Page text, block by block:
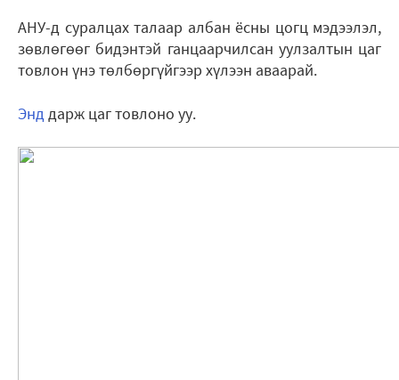
АНУ-д суралцах талаар албан ёсны цогц мэдээлэл,
зөвлөгөөг бидэнтэй ганцаарчилсан уулзалтын цаг
товлон үнэ тѳлбѳргүйгээр хүлээн аваарай.
Энд дарж цаг товлоно уу.